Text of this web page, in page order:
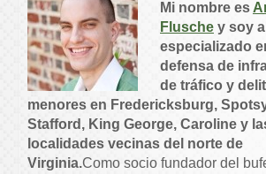
Mi nombre es
Flusche y soy
especializado
defensa de
de tráfico y
menores en Fredericksburg,
Stafford, King George, Caroline y
localidades vecinas del norte de
Virginia.Como socio fundador del